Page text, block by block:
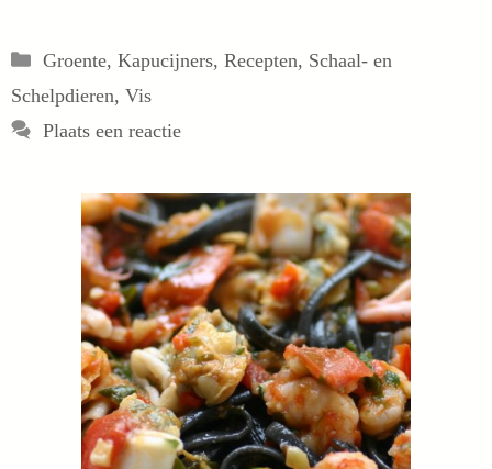
Categorieën
Groente, Kapucijners, Recepten, Schaal- en
Schelpdieren, Vis
Plaats een reactie